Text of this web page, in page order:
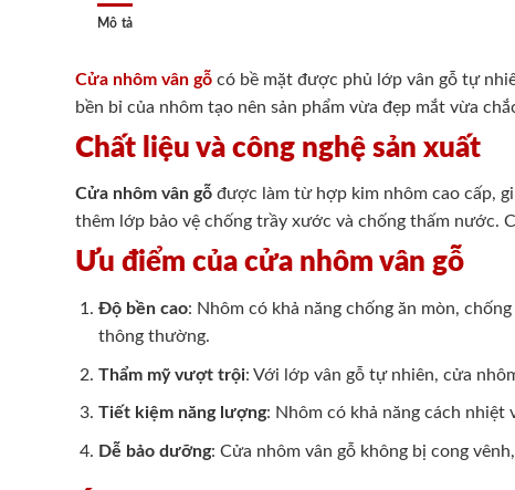
Mô tả
Cửa nhôm vân gỗ có bề mặt được phủ lớp vân gỗ tự
bền bỉ của nhôm tạo nên sản phẩm vừa đẹp mắt vừa
Chất liệu và công nghệ sản xuất
Cửa nhôm vân gỗ được làm từ hợp kim nhôm cao cấp,
thêm lớp bảo vệ chống trầy xước và chống thấm nước.
Ưu điểm của cửa nhôm vân gỗ
Độ bền cao: Nhôm có khả năng chống ăn mòn,
thông thường.
Thẩm mỹ vượt trội: Với lớp vân gỗ tự nhiên, cửa
Tiết kiệm năng lượng: Nhôm có khả năng cách nhiệt
Dễ bảo dưỡng: Cửa nhôm vân gỗ không bị cong